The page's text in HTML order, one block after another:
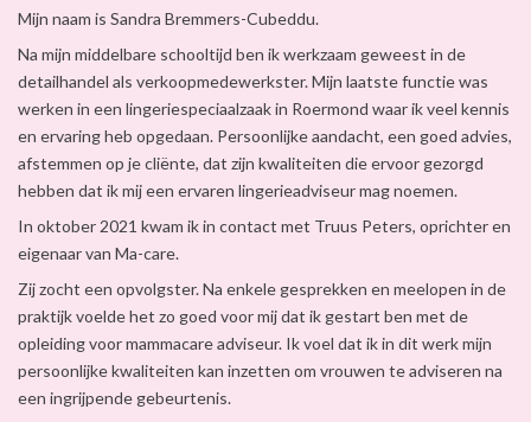
Mijn naam is Sandra Bremmers-Cubeddu.
Na mijn middelbare schooltijd ben ik werkzaam geweest in de
detailhandel als verkoopmedewerkster. Mijn laatste functie was
werken in een lingeriespeciaalzaak in Roermond waar ik veel kennis
en ervaring heb opgedaan. Persoonlijke aandacht, een goed advies,
afstemmen op je cliënte, dat zijn kwaliteiten die ervoor gezorgd
hebben dat ik mij een ervaren lingerieadviseur mag noemen.
In oktober 2021 kwam ik in contact met Truus Peters, oprichter en
eigenaar van Ma-care.
Zij zocht een opvolgster. Na enkele gesprekken en meelopen in de
praktijk voelde het zo goed voor mij dat ik gestart ben met de
opleiding voor mammacare adviseur. Ik voel dat ik in dit werk mijn
persoonlijke kwaliteiten kan inzetten om vrouwen te adviseren na
een ingrijpende gebeurtenis.